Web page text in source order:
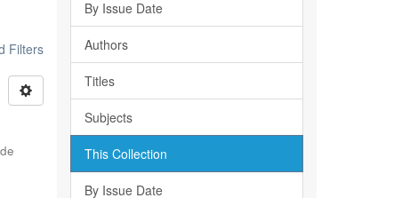
Filters
By Issue Date
Authors
Titles
Subjects
This Collection
By Issue Date